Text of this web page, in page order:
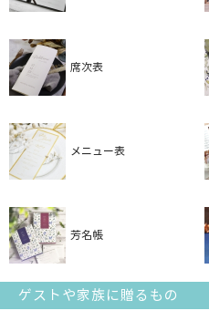
席次表
メニュー表
芳名帳
ゲストや家族に贈るもの